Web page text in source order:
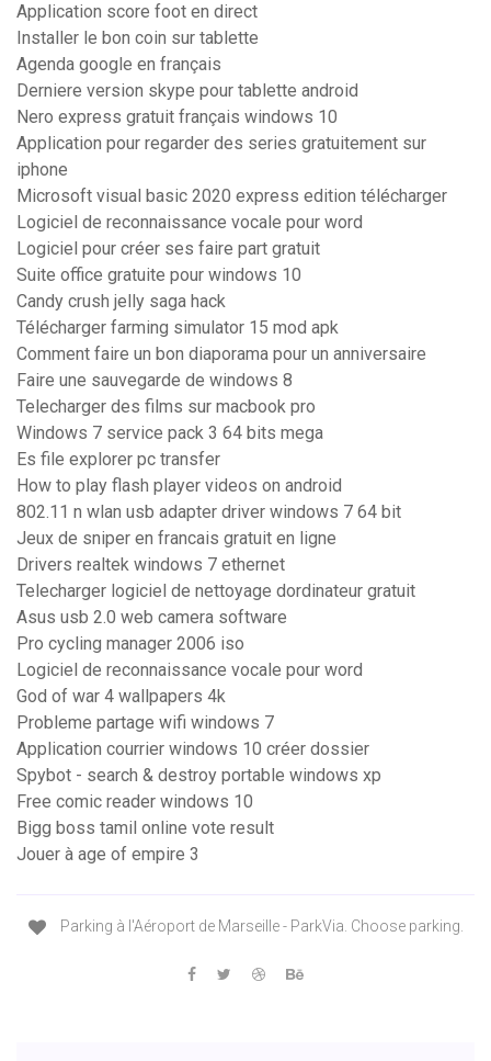
Application score foot en direct
Installer le bon coin sur tablette
Agenda google en français
Derniere version skype pour tablette android
Nero express gratuit français windows 10
Application pour regarder des series gratuitement sur
iphone
Microsoft visual basic 2020 express edition télécharger
Logiciel de reconnaissance vocale pour word
Logiciel pour créer ses faire part gratuit
Suite office gratuite pour windows 10
Candy crush jelly saga hack
Télécharger farming simulator 15 mod apk
Comment faire un bon diaporama pour un anniversaire
Faire une sauvegarde de windows 8
Telecharger des films sur macbook pro
Windows 7 service pack 3 64 bits mega
Es file explorer pc transfer
How to play flash player videos on android
802.11 n wlan usb adapter driver windows 7 64 bit
Jeux de sniper en francais gratuit en ligne
Drivers realtek windows 7 ethernet
Telecharger logiciel de nettoyage dordinateur gratuit
Asus usb 2.0 web camera software
Pro cycling manager 2006 iso
Logiciel de reconnaissance vocale pour word
God of war 4 wallpapers 4k
Probleme partage wifi windows 7
Application courrier windows 10 créer dossier
Spybot - search & destroy portable windows xp
Free comic reader windows 10
Bigg boss tamil online vote result
Jouer à age of empire 3
Parking à l'Aéroport de Marseille - ParkVia. Choose parking.